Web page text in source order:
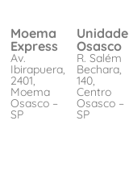
Moema
Express
Av.
Ibirapuera,
2401,
Moema
Osasco –
SP
Unidade
Osasco
R. Salém
Bechara,
140,
Centro
Osasco –
SP